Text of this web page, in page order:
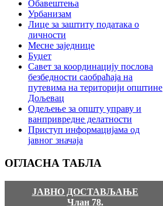
Обавештења
Урбанизам
Лице за заштиту података о
личности
Месне заједнице
Буџет
Савет за координацију послова
безбедности саобраћаја на
путевима на територији општине
Дољевац
Одељење за општу управу и
ванпривредне делатности
Приступ информацијама од
јавног значаја
ОГЛАСНА ТАБЛА
ЈАВНО ДОСТАВЉАЊЕ
Члан 78.